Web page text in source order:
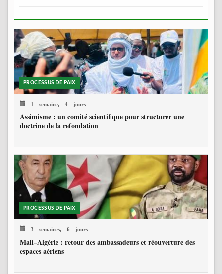
PROCESSUS DE PAIX
1 semaine, 4 jours
Assimisme : un comité scientifique pour structurer une
doctrine de la refondation
PROCESSUS DE PAIX
3 semaines, 6 jours
Mali–Algérie : retour des ambassadeurs et réouverture des
espaces aériens